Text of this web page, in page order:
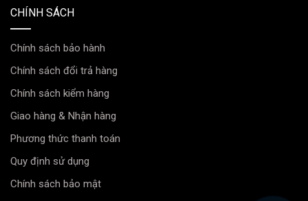
CHÍNH SÁCH
Chính sách bảo hành
Chính sách đổi trả hàng
Chính sách kiểm hàng
Giao hàng & Nhận hàng
Phương thức thanh toán
Quy định sử dụng
Chính sách bảo mật